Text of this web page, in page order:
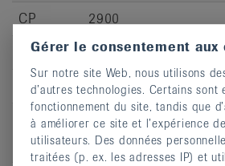
CP
2900
Lieu
Porrentruy
S’inscrire
Gérer le consentement aux
Sur notre site Web, nous utilisons
d’autres technologies. Certains sont
fonctionnement du site, tandis que
à améliorer ce site et l’expérience
utilisateurs. Des données
traitées (p. ex. les adresses IP) et